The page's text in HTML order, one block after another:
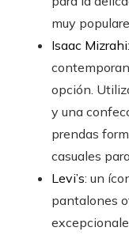
muy
Isaac Mizrahi
opción.
y una
prendas
casuales
Levi’s: un
pantalones